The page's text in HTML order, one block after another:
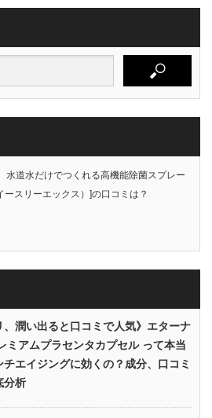
水道水だけでつくれる高機能除菌スプレー
ースリーエックス）]の口コミは？
、潤い出ると口コミで人気》エターナ
ミアムプラセンタカプセル って本当
チエイジングに効くの？成分、口コミ
分析